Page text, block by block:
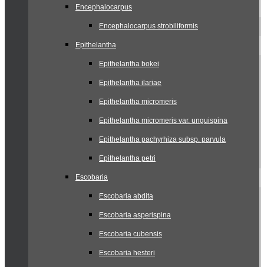
Encephalocarpus
Encephalocarpus strobiliformis
Epithelantha
Epithelantha bokei
Epithelantha ilariae
Epithelantha micromeris
Epithelantha micromeris var. unguispina
Epithelantha pachyrhiza subsp. parvula
Epithelantha petri
Escobaria
Escobaria abdita
Escobaria asperispina
Escobaria cubensis
Escobaria hesteri